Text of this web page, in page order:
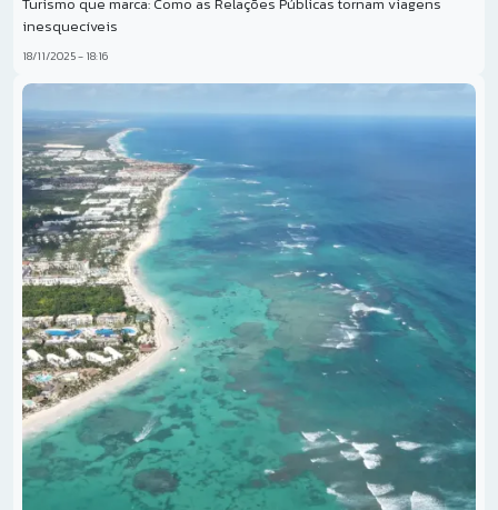
Turismo que marca: Como as Relações Públicas tornam viagens
inesquecíveis
18/11/2025 - 18:16